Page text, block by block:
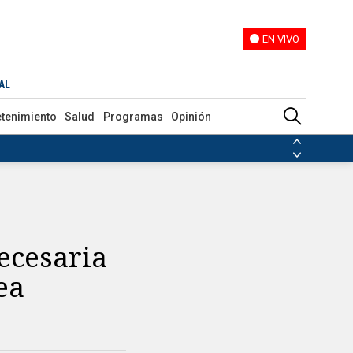
EN VIVO
Salud Programas Opinión